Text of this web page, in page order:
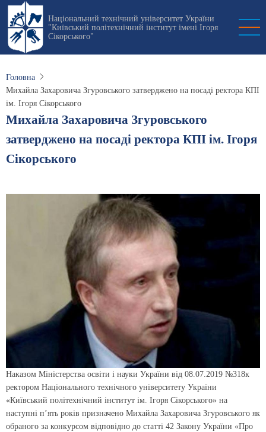
Перейти
основного
вмісту
Національний технічний університет України
"Київський політехнічний інститут імені Ігоря
Сікорського"
Головна
Михайла Захаровича Згуровського затверджено на посаді ректора КПІ
ім. Ігоря Сікорського
Михайла Захаровича Згуровського
затверджено на посаді ректора КПІ ім. Ігоря
Сікорського
Наказом Міністерства освіти і науки України від 08.07.2019 №318к
ректором Національного технічного університету України
«Київський політехнічний інститут ім. Ігоря Сікорського» на
наступні п’ять років призначено Михайла Захаровича Згуровського як
обраного за конкурсом відповідно до статті 42 Закону України «Про